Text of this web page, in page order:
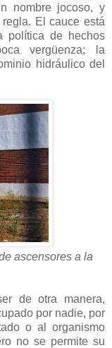
nombre jocoso, y
El cauce está
política de hechos
vergüenza; la
hidráulico del
ascensores a la
de otra manera,
por nadie, por
o al organismo
no se permite su